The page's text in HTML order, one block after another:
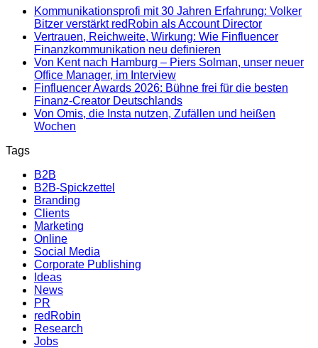
Kommunikationsprofi mit 30 Jahren Erfahrung: Volker
Bitzer verstärkt redRobin als Account Director
Vertrauen, Reichweite, Wirkung: Wie Finfluencer
Finanzkommunikation neu definieren
Von Kent nach Hamburg – Piers Solman, unser neuer
Office Manager, im Interview
Finfluencer Awards 2026: Bühne frei für die besten
Finanz-Creator Deutschlands
Von Omis, die Insta nutzen, Zufällen und heißen
Wochen
Tags
B2B
B2B-Spickzettel
Branding
Clients
Marketing
Online
Social Media
Corporate Publishing
Ideas
News
PR
redRobin
Research
Jobs